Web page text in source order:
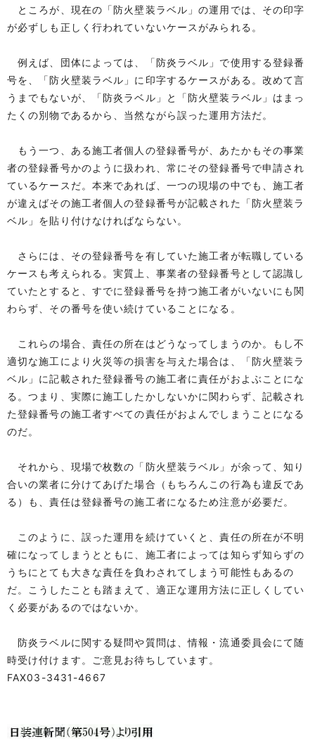
ところが、現在の「防火壁装ラベル」の運用では、その印字
が必ずしも正しく行われていないケースがみられる。
例えば、団体によっては、「防炎ラベル」で使用する登録番
号を、「防火壁装ラベル」に印字するケースがある。改めて言
うまでもないが、「防炎ラベル」と「防火壁装ラベル」はまっ
たくの別物であるから、当然ながら誤った運用方法だ。
もう一つ、ある施工者個人の登録番号が、あたかもその事業
者の登録番号かのように扱われ、常にその登録番号で申請され
ているケースだ。本来であれば、一つの現場の中でも、施工者
が違えばその施工者個人の登録番号が記載された「防火壁装ラ
ベル」を貼り付けなければならない。
さらには、その登録番号を有していた施工者が転職している
ケースも考えられる。実質上、事業者の登録番号として認識し
ていたとすると、すでに登録番号を持つ施工者がいないにも関
わらず、その番号を使い続けていることになる。
これらの場合、責任の所在はどうなってしまうのか。もし不
適切な施工により火災等の損害を与えた場合は、「防火壁装ラ
ベル」に記載された登録番号の施工者に責任がおよぶことにな
る。つまり、実際に施工したかしないかに関わらず、記載され
た登録番号の施工者すべての責任がおよんでしまうことになる
のだ。
それから、現場で枚数の「防火壁装ラベル」が余って、知り
合いの業者に分けてあげた場合（もちろんこの行為も違反であ
る）も、責任は登録番号の施工者になるため注意が必要だ。
このように、誤った運用を続けていくと、責任の所在が不明
確になってしまうとともに、施工者によっては知らず知らずの
うちにとても大きな責任を負わされてしまう可能性もあるの
だ。こうしたことも踏まえて、適正な運用方法に正しくしてい
く必要があるのではないか。
防炎ラベルに関する疑問や質問は、情報・流通委員会にて随
時受け付けます。ご意見お待ちしています。
FAX03-3431-4667